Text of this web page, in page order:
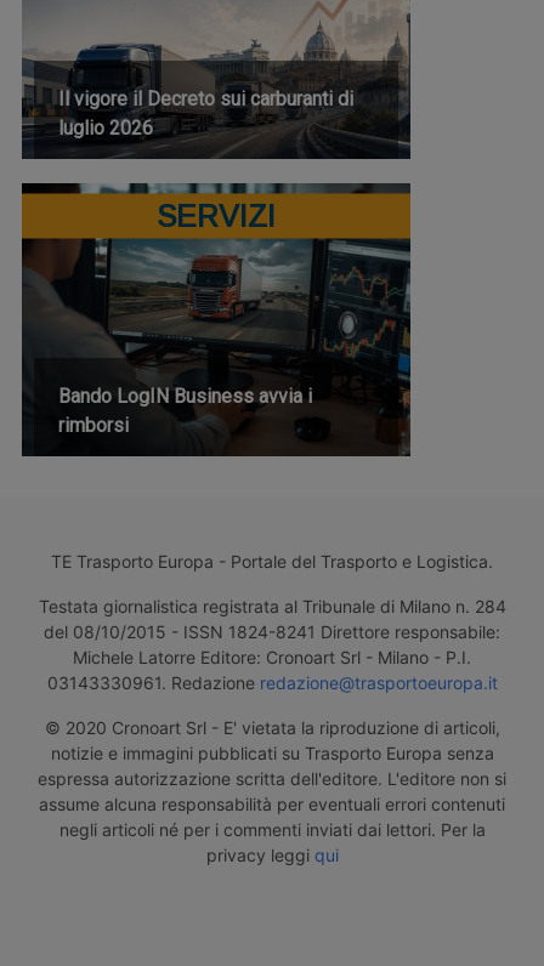
Il vigore il Decreto sui carburanti di
luglio 2026
SERVIZI
Bando LogIN Business avvia i
rimborsi
TE Trasporto Europa - Portale del Trasporto e Logistica.
Testata giornalistica registrata al Tribunale di Milano n. 284
del 08/10/2015 - ISSN 1824-8241 Direttore responsabile:
Michele Latorre Editore: Cronoart Srl - Milano - P.I.
03143330961. Redazione redazione@trasportoeuropa.it
© 2020 Cronoart Srl - E' vietata la riproduzione di articoli,
notizie e immagini pubblicati su Trasporto Europa senza
espressa autorizzazione scritta dell'editore. L'editore non si
assume alcuna responsabilità per eventuali errori contenuti
negli articoli né per i commenti inviati dai lettori. Per la
privacy leggi qui